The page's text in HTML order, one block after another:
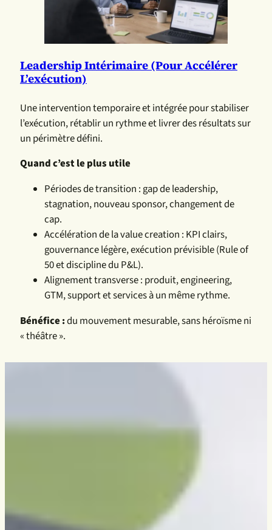
Leadership Intérimaire (pour Accélérer
L’exécution)
Une intervention temporaire et intégrée pour stabiliser
l’exécution, rétablir un rythme et livrer des résultats sur
un périmètre défini.
Quand c’est le plus utile
Périodes de transition : gap de leadership,
stagnation, nouveau sponsor, changement de
cap.
Accélération de la value creation : KPI clairs,
gouvernance légère, exécution prévisible (Rule of
50 et discipline du P&L).
Alignement transverse : produit, engineering,
GTM, support et services à un même rythme.
Bénéfice :du mouvement mesurable, sans héroïsme ni
« théâtre ».